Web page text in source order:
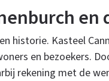
en
historie. Kasteel
en bezoekers.
rekening met de